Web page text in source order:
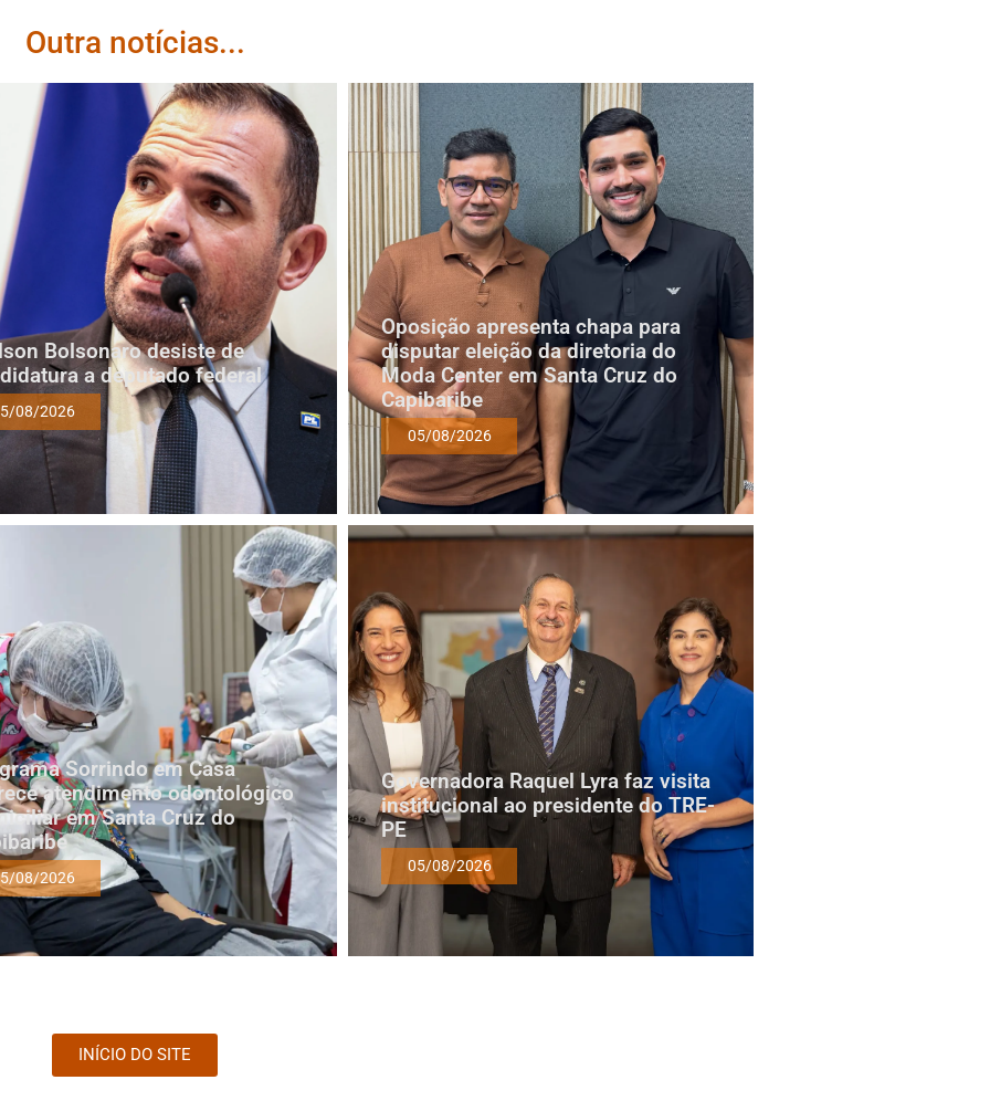
Outra notícias...
Bolsonaro desiste de
a deputado federal
08/2026
Oposição apresenta chapa para
disputar eleição da diretoria do
Moda Center em Santa Cruz do
Capibaribe
05/08/2026
Sorrindo em Casa
atendimento odontológico
em Santa Cruz do
08/2026
Governadora Raquel Lyra faz visita
institucional ao presidente do TRE-
PE
05/08/2026
INÍCIO DO SITE